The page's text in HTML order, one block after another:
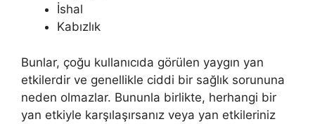
İshal
Kabızlık
Bunlar, çoğu kullanıcıda görülen yaygın yan
etkilerdir ve genellikle ciddi bir sağlık sorununa
neden olmazlar. Bununla birlikte, herhangi bir
yan etkiyle karşılaşırsanız veya yan etkileriniz